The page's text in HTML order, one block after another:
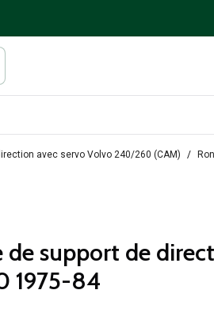
avec servo Volvo 240/260 (CAM)
de support de
1975-84